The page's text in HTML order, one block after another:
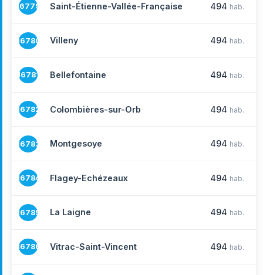
16779 Saint-Étienne-Vallée-Française 494 hab.
16780 Villeny 494 hab.
16781 Bellefontaine 494 hab.
16782 Colombières-sur-Orb 494 hab.
16783 Montgesoye 494 hab.
16784 Flagey-Echézeaux 494 hab.
16785 La Laigne 494 hab.
16786 Vitrac-Saint-Vincent 494 hab.